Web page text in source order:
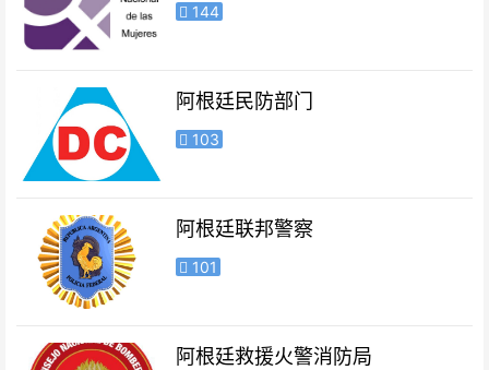
144
阿根廷民防部门
103
阿根廷联邦警察
101
阿根廷救援火警消防局